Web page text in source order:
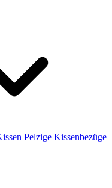
Pelzige Kissenbezüge